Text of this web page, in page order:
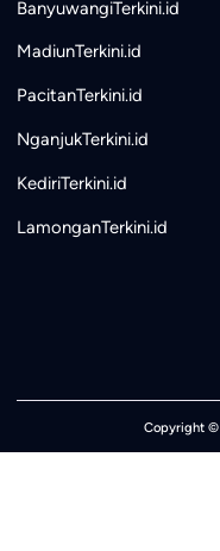
BanyuwangiTerkini.id
MadiunTerkini.id
PacitanTerkini.id
NganjukTerkini.id
KediriTerkini.id
LamonganTerkini.id
Copyright ©